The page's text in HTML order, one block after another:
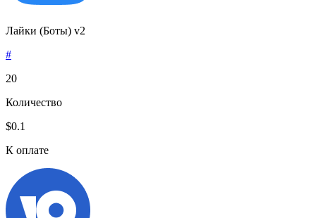
Лайки (Боты) v2
#
20
Количество
$0.1
К оплате